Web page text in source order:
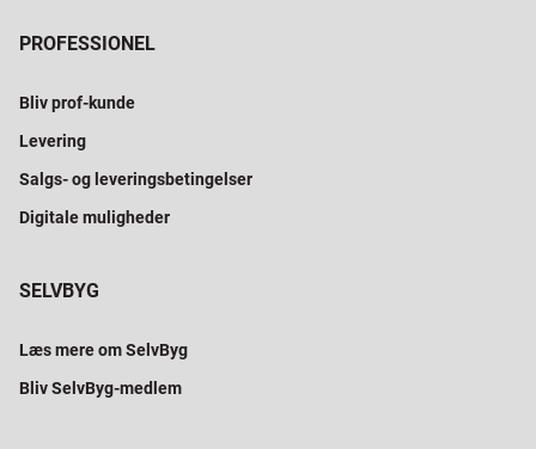
PROFESSIONEL
Bliv prof-kunde
Levering
Salgs- og leveringsbetingelser
Digitale muligheder
SELVBYG
Læs mere om SelvByg
Bliv SelvByg-medlem